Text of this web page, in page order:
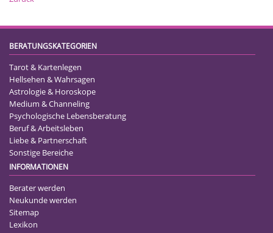
BERATUNGSKATEGORIEN
Tarot & Kartenlegen
Hellsehen & Wahrsagen
Astrologie & Horoskope
Medium & Channeling
Psychologische Lebensberatung
Beruf & Arbeitsleben
Liebe & Partnerschaft
Sonstige Bereiche
INFORMATIONEN
Berater werden
Neukunde werden
Sitemap
Lexikon